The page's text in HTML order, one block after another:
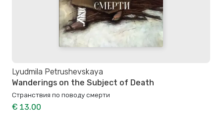
Lyudmila Petrushevskaya
Wanderings on the Subject of Death
Странствия по поводу смерти
€ 13.00